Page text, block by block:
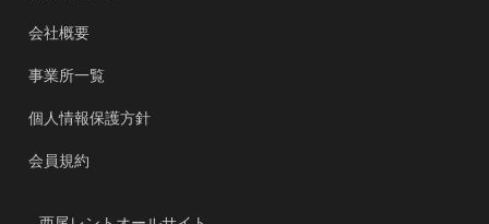
会社概要
事業所一覧
個人情報保護方針
会員規約